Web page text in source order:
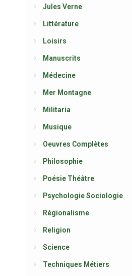
Jules Verne
Littérature
Loisirs
Manuscrits
Médecine
Mer Montagne
Militaria
Musique
Oeuvres Complètes
Philosophie
Poésie Théâtre
Psychologie Sociologie
Régionalisme
Religion
Science
Techniques Métiers